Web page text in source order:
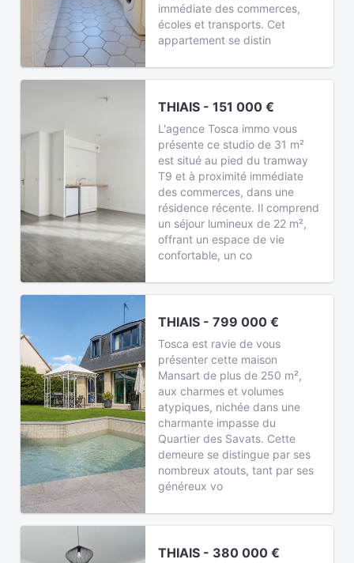
immédiate des commerces,
écoles et transports. Cet
appartement se distin
THIAIS - 151 000 €
L'agence Tosca immo vous
présente ce studio de 31 m²
est situé au pied du tramway
T9 et à proximité immédiate
des commerces, dans une
résidence récente. Il comprend
un séjour lumineux de 22 m²,
offrant un espace de vie
confortable, un co
THIAIS - 799 000 €
Tosca est ravie de vous
présenter cette maison
Mansart de plus de 250 m²,
aux charmes et volumes
atypiques, nichée dans une
charmante impasse du
Quartier des Savats. Cette
demeure se distingue par ses
nombreux atouts, tant par ses
généreux vo
THIAIS - 380 000 €